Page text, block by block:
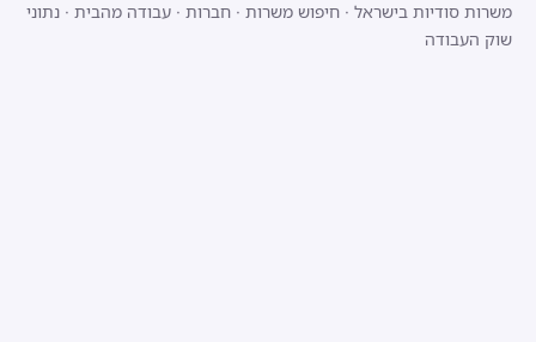
משרות סודיות בישראל · חיפוש משרות · חברות · עבודה מהבית · נתוני
שוק העבודה